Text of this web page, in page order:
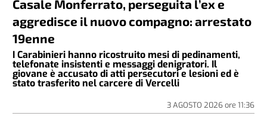
Casale Monferrato, perseguita l’ex e
aggredisce il nuovo compagno: arrestato
19enne
I Carabinieri hanno ricostruito mesi di pedinamenti,
telefonate insistenti e messaggi denigratori. Il
giovane è accusato di atti persecutori e lesioni ed è
stato trasferito nel carcere di Vercelli
3 AGOSTO 2026ore 11:36